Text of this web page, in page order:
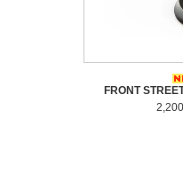
FRONT